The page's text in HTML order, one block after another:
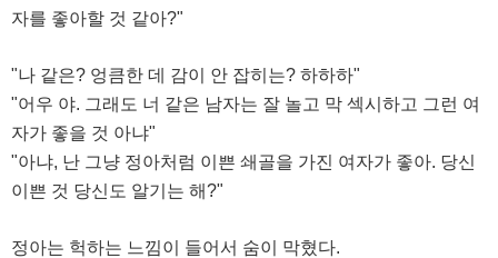
자를 좋아할 것 같아?"
"나 같은? 엉큼한 데 감이 안 잡히는? 하하하"
"어우 야. 그래도 너 같은 남자는 잘 놀고 막 섹시하고 그런 여
자가 좋을 것 아냐"
"아냐, 난 그냥 정아처럼 이쁜 쇄골을 가진 여자가 좋아. 당신
이쁜 것 당신도 알기는 해?"
정아는 헉하는 느낌이 들어서 숨이 막혔다.